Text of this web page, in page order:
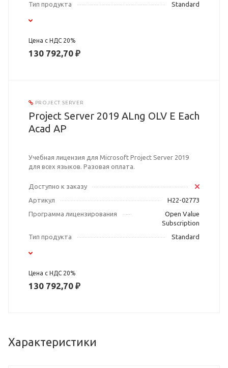
Тип продукта
Standard
Цена с НДС 20%
130 792,70 ₽
PROJECT SERVER
Project Server 2019 ALng OLV E Each
Acad AP
Учебная лицензия для Microsoft Project Server 2019
для всех языков. Разовая оплата.
Доступно к заказу
Артикул
H22-02773
Программа лицензирования
Open Value
Subscription
Тип продукта
Standard
Цена с НДС 20%
130 792,70 ₽
Характеристики